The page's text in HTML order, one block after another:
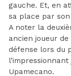
gauche. Et, en
sa place par son
A noter la
ancien joueur de
défense lors du
Upamecano.